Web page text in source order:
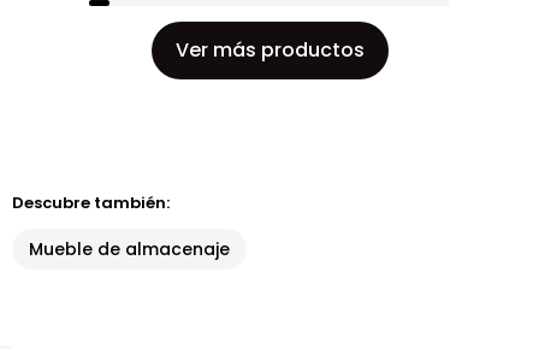
Ver más productos
Descubre también:
Mueble de almacenaje